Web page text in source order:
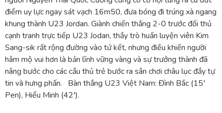
điểm uy lực ngay sát vạch 16m50, đưa bóng đi trúng xà ngang
khung thành U23 Jordan. Giành chiến thắng 2-0 trước đối thủ
cạnh tranh trực tiếp U23 Jodan, thầy trò huấn luyện viên Kim
Sang-sik rất rộng đường vào tứ kết, nhưng điều khiến người
hâm mộ vui hơn là bản lĩnh vững vàng và sự trưởng thành đã
nâng bước cho các cầu thủ trẻ bước ra sân chơi châu lục đầy tự
tin và hưng phấn. Bàn thắng U23 Việt Nam: Đình Bắc (15′
Pen), Hiểu Minh (42′).